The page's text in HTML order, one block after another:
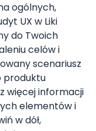
ogólnych,
UX w Liki
do Twoich
celów i
scenariusz
produktu
więcej informacji
elementów i
w dół,